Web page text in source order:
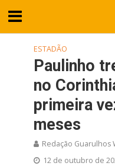
ESTADÃO
Paulinho
no
primeira
meses
Redação Guarulhos
12 de outubro de